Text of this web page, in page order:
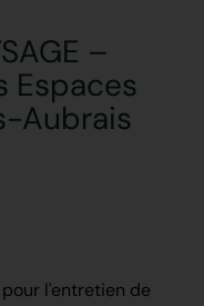
–
Espaces
Aubrais
l'entretien de